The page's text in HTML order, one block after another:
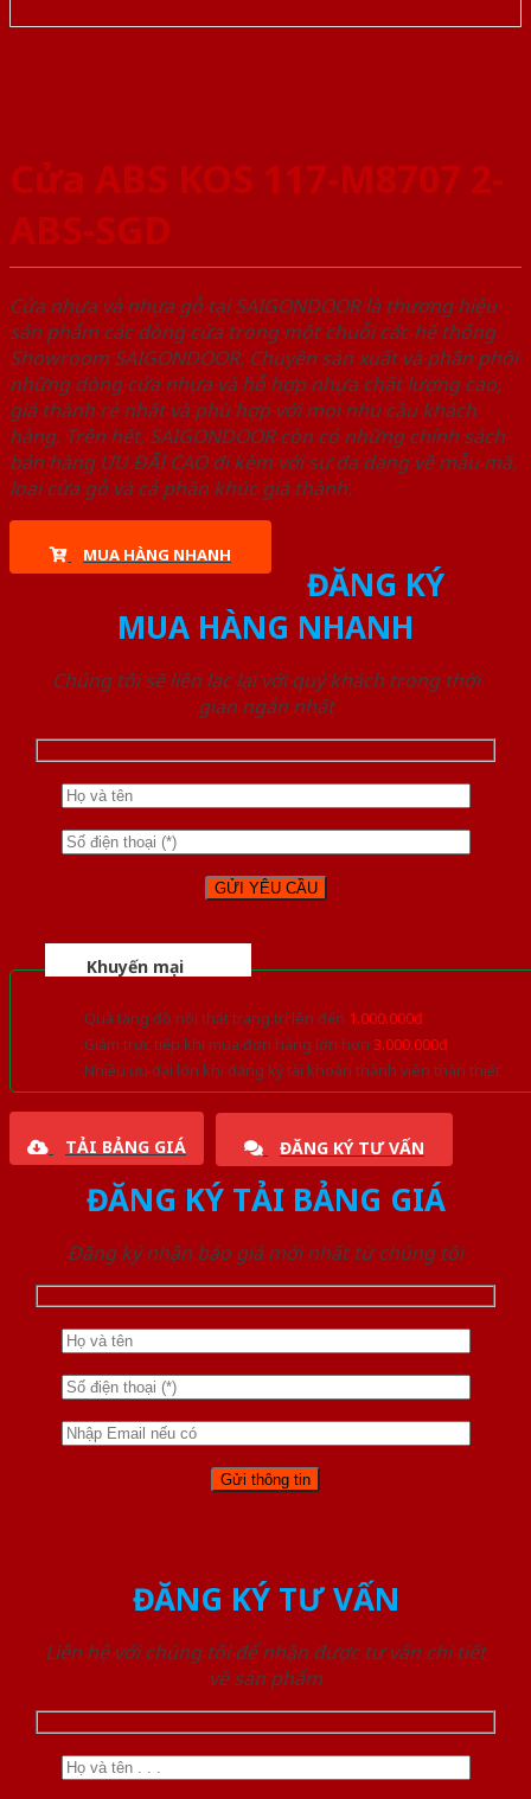
Cửa ABS KOS 117-M8707 2-
ABS-SGD
Cửa nhựa và nhựa gỗ tại SAIGONDOOR là thương hiệu
sản phẩm các dòng cửa trong một chuỗi các hệ thống
Showroom SAIGONDOOR. Chuyên sản xuất và phân phối
những dòng cửa nhựa và hỗ hợp nhựa chất lượng cao,
giá thành rẻ nhất và phù hợp với mọi nhu cầu khách
hàng. Trên hết, SAIGONDOOR còn có những chính sách
bán hàng ƯU ĐÃI CAO đi kèm với sự đa dạng về mẫu mã,
loại cửa gỗ và cả phân khúc giá thành.
MUA HÀNG NHANH
ĐĂNG KÝ
MUA HÀNG NHANH
Chúng tôi sẽ liên lạc lại với quý khách trong thời
gian ngắn nhất
Khuyến mại
Quà tặng đồ nội thất trang trí lên đến 1.000.000đ
Giảm trực tiếp khi mua đơn hàng lớn hơn 3.000.000đ
Nhiều ưu đãi lớn khi đăng ký tài khoản thành viên thân thiết
TẢI BẢNG GIÁ ĐĂNG KÝ TƯ VẤN
ĐĂNG KÝ TẢI BẢNG GIÁ
Đăng ký nhận báo giá mới nhất từ chúng tôi
ĐĂNG KÝ TƯ VẤN
Liên hệ với chúng tôi để nhận được tư vấn chi tiết
về sản phẩm